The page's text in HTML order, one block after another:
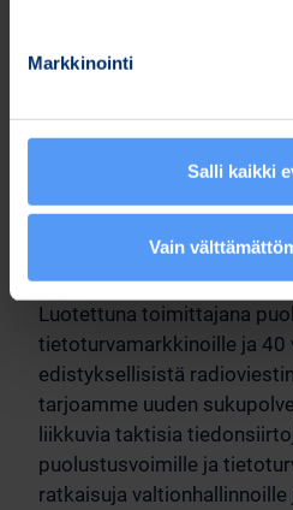
Markkinointi
Salli kaikki
Vain
Sähköposti:
Jakelu:
Keskeiset tiedotusvälineet
Bittium - Defense &
Luotettuna toimittajana
tietoturvamarkkinoille ja 40
edistyksellisistä
tarjoamme uuden
liikkuvia taktisia
puolustusvoimille ja
ratkaisuja valtionhallinnoille